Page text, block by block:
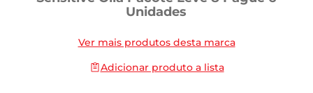
Unidades
Ver mais produtos desta marca
Adicionar produto a lista